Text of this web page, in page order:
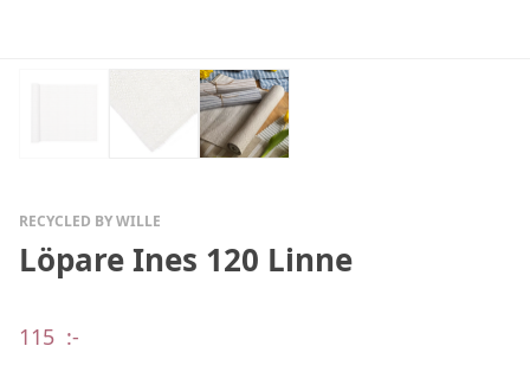
RECYCLED BY WILLE
Löpare Ines 120 Linne
115 :-